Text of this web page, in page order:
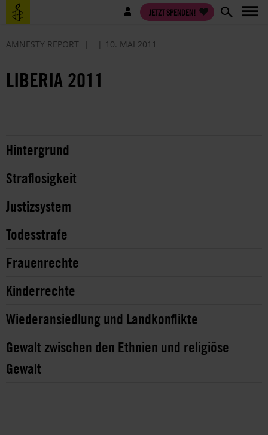
Direkt
zum
Benutzermenü JETZT SPENDEN!
AMNESTY REPORT 10. MAI 2011
LIBERIA 2011
Hintergrund
Straflosigkeit
Justizsystem
Todesstrafe
Frauenrechte
Kinderrechte
Wiederansiedlung und Landkonflikte
Gewalt zwischen den Ethnien und religiöse
Gewalt